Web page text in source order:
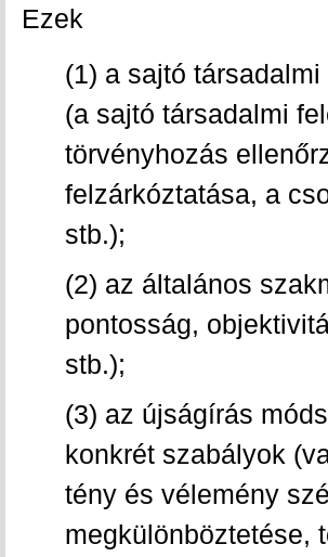
Ezek
(1) a sajtó
(a sajtó társadalmi
törvényhozás
felzárkóztatása, a
stb.);
(2) az általános
pontosság,
stb.);
(3) az újságírás
konkrét szabályok
tény és vélemény
megkülönböztetése,